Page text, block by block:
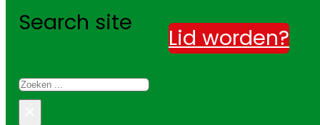
Search site
Zoeken
Lid worden?